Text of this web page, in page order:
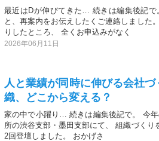
最近はDが伸びてきた… 続きは編集後記
と、再案内をお伝えしたくご連絡しました
りしたところ、 全くお申込みがなく
2026年06月11日
人と業績が同時に伸びる会社
織、どこから変える？
家の中で小躍り… 続きは編集後記で。 今
所の渋谷支部・墨田支部にて、 組織づくり
2回登壇しました。 おかげさ